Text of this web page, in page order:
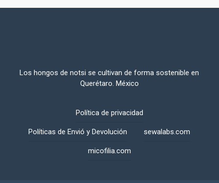
Los hongos de notsi se cultivan de forma sostenible en
Querétaro. México
Política de privacidad
Políticas de Envió y Devolución sewalabs.com
micofilia.com